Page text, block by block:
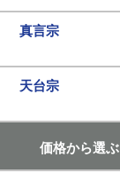
真言宗
天台宗
価格から選ぶ